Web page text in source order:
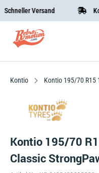
Versand
Kontio Kontio 195/70 R15
Kontio 195/70
Classic